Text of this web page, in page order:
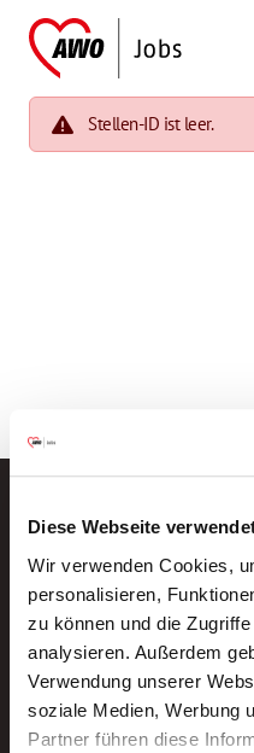
Diese Webseite
Wir verwenden Cookies,
personalisieren,
zu können und die
analysieren. Außerdem
Verwendung unserer
soziale Medien, Werbung
Partner führen diese
Stellen-ID ist leer.
Neue
Ein kostenloser
E-Mail-